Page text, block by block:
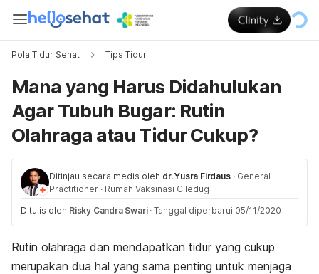
Pola Tidur Sehat Tips Tidur
Mana yang Harus Didahulukan
Agar Tubuh Bugar: Rutin
Olahraga atau Tidur Cukup?
Ditinjau secara medis oleh dr. Yusra Firdaus · General
Practitioner · Rumah Vaksinasi Ciledug
Ditulis oleh Risky Candra Swari · Tanggal diperbarui 05/11/2020
Rutin olahraga dan mendapatkan tidur yang cukup
merupakan dua hal yang sama penting untuk menjaga